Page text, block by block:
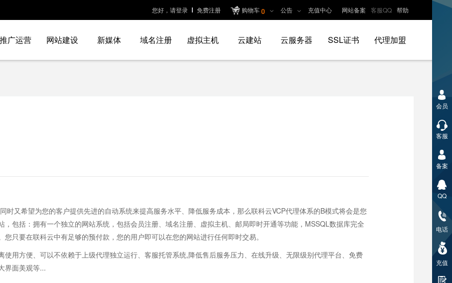
您好，请登录 免费注册 购物车0 公告 充值中心 网站备案 客服QQ 帮助
推广运营 网站建设 新媒体 域名注册 虚拟主机 云建站 云服务器 SSL证书 代理加盟
时又希望为您的客户提供先进的自动系统来提高服务水平、降低服务成本，那么联科云VCP代理体系的B模式将会是您
，包括：拥有一个独立的网站系统，包括会员注册、域名注册、虚拟主机、邮局即时开通等功能，MSSQL数据库完全
只要在联科云中有足够的预付款，您的用户即可以在您的网站进行任何即时交易。
使用方便、可以不依赖于上级代理独立运行、客服托管系统,降低售后服务压力、在线升级、无限级别代理平台、免费
界面美观等...
会员
客服
备案
QQ
电话
充值